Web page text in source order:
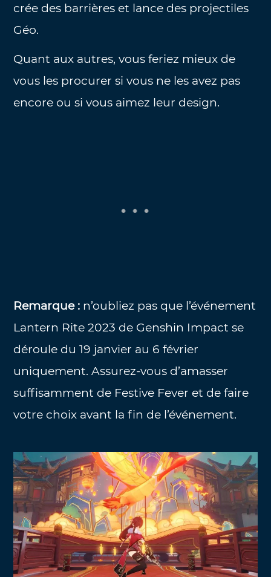
crée des barrières et lance des projectiles
Géo.
Quant aux autres, vous feriez mieux de
vous les procurer si vous ne les avez pas
encore ou si vous aimez leur design.
Remarque : n’oubliez pas que l’événement
Lantern Rite 2023 de Genshin Impact se
déroule du 19 janvier au 6 février
uniquement. Assurez-vous d’amasser
suffisamment de Festive Fever et de faire
votre choix avant la fin de l’événement.